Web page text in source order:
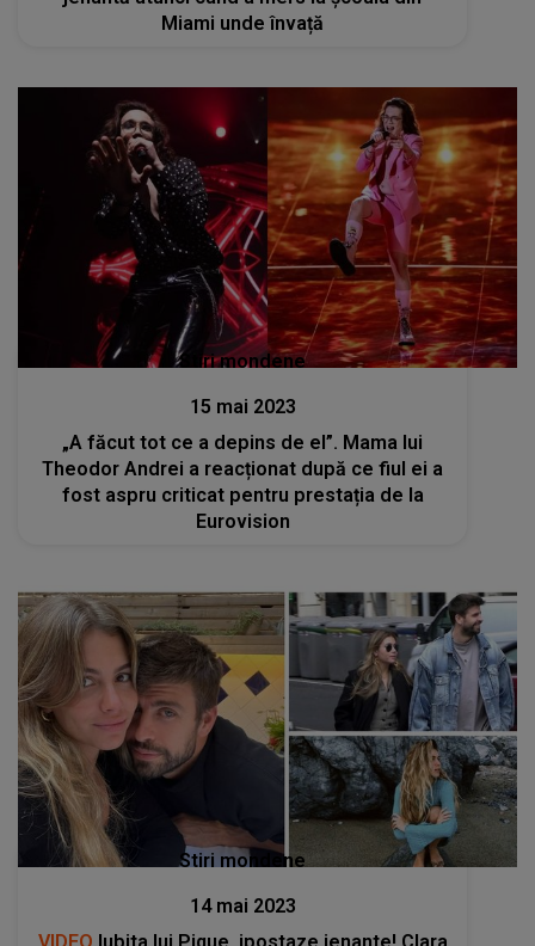
Miami unde învață
Stiri mondene
15 mai 2023
„A făcut tot ce a depins de el”. Mama lui
Theodor Andrei a reacționat după ce fiul ei a
fost aspru criticat pentru prestația de la
Eurovision
Stiri mondene
14 mai 2023
VIDEO Iubita lui Pique, ipostaze jenante! Clara